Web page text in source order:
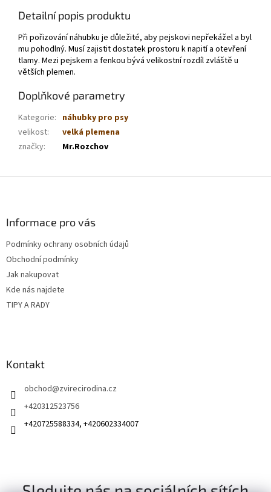
Detailní popis produktu
Při pořizování náhubku je důležité, aby pejskovi nepřekážel a byl
mu pohodlný. Musí zajistit dostatek prostoru k napití a otevření
tlamy. Mezi pejskem a fenkou bývá velikostní rozdíl zvláště u
větších plemen.
Doplňkové parametry
Kategorie: náhubky pro psy
velikost:
velká plemena
značky: Mr.Rozchov
Informace pro vás
Podmínky ochrany osobních údajů
Obchodní podmínky
Jak nakupovat
Kde nás najdete
TIPY A RADY
Kontakt
obchod@zvirecirodina.cz
+420312523756
+420725588334, +420602334007